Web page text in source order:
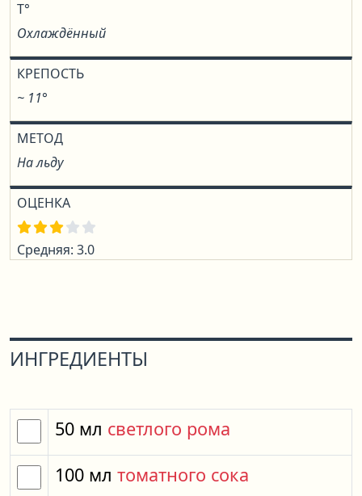
T°
Охлаждённый
КРЕПОСТЬ
~ 11°
МЕТОД
На льду
ОЦЕНКА
Средняя: 3.0
ИНГРЕДИЕНТЫ
50 мл светлого рома
100 мл томатного сока